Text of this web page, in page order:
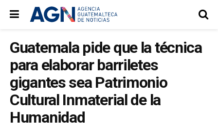
Guatemala pide que la técnica
para elaborar barriletes
gigantes sea Patrimonio
Cultural Inmaterial de la
Humanidad